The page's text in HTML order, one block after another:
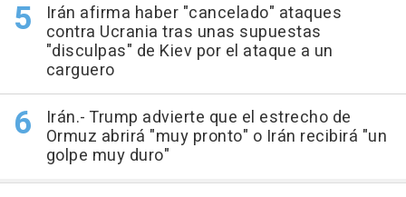
Irán afirma haber "cancelado" ataques
contra Ucrania tras unas supuestas
"disculpas" de Kiev por el ataque a un
carguero
Irán.- Trump advierte que el estrecho de
Ormuz abrirá "muy pronto" o Irán recibirá "un
golpe muy duro"